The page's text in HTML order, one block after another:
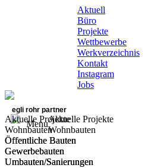
Aktuell
Büro
Projekte
Wettbewerbe
Werkverzeichnis
Kontakt
Instagram
Jobs
egli rohr partner
Menu
Aktuelle Projekte
Wohnbauten
Öffentliche Bauten
Gewerbebauten
Umbauten/Sanierungen
Aktuelle Projekte
Wohnbauten
Öffentliche Bauten
Gewerbebauten
Umbauten/Sanierungen